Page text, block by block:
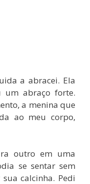
a abracei. Ela
um abraço forte.
a menina que
ao meu corpo,
outro em uma
se sentar sem
calcinha. Pedi